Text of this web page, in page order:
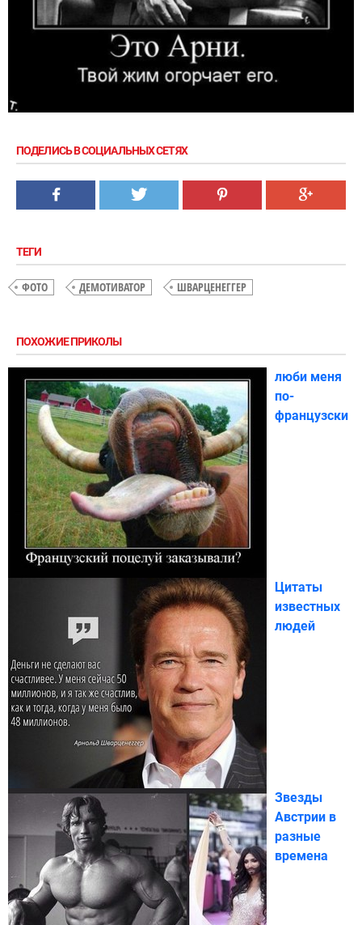
ПОДЕЛИСЬ В СОЦИАЛЬНЫХ СЕТЯХ
ТЕГИ
ФОТО ДЕМОТИВАТОР ШВАРЦЕНЕГГЕР
ПОХОЖИЕ ПРИКОЛЫ
люби меня
по-
французски
Цитаты
известных
людей
Звезды
Австрии в
разные
времена